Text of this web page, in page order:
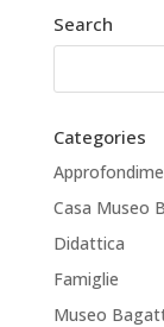
Search
Categories
Casa Museo
Didattica
Famiglie
Museo